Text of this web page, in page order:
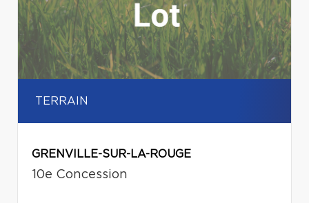
TERRAIN
GRENVILLE-SUR-LA-ROUGE
10e Concession